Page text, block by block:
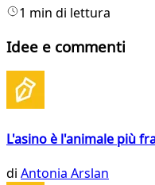
1 min di lettura
Idee e commenti
L'asino è l'animale più
di Antonia Arslan